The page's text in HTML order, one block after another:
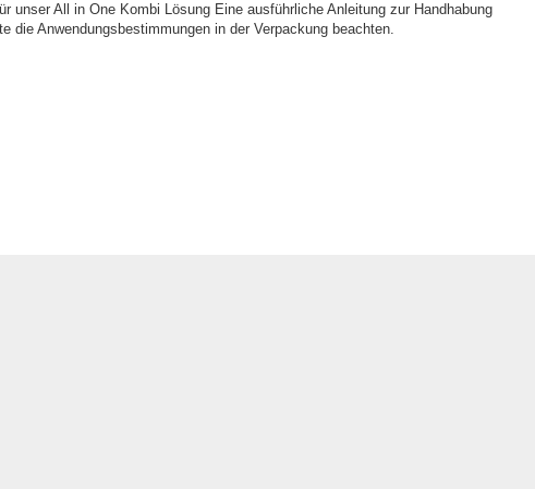
unser All in One Kombi Lösung Eine ausführliche Anleitung zur Handhabung
die Anwendungsbestimmungen in der Verpackung beachten.